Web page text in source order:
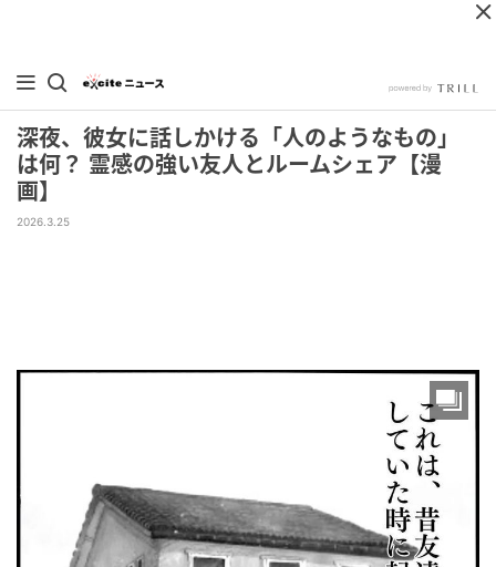
深夜、彼女に話しかける「人のようなもの」
は何？ 霊感の強い友人とルームシェア【漫
画】
2026.3.25